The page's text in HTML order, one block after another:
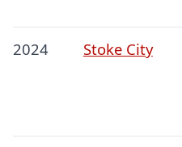
2024 Stoke City